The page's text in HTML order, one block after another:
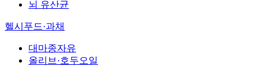
뇌 유산균
헬시푸드·과채
대마종자유
올리브·호두오일